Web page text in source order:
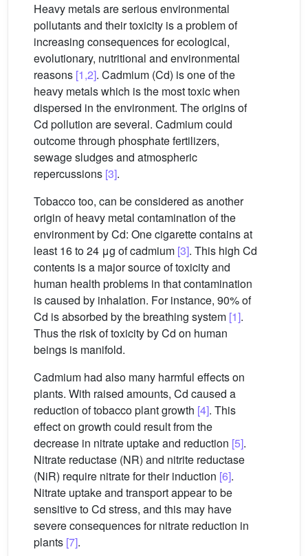
Heavy metals are serious environmental
pollutants and their toxicity is a problem of
increasing consequences for ecological,
evolutionary, nutritional and environmental
reasons [1,2]. Cadmium (Cd) is one of the
heavy metals which is the most toxic when
dispersed in the environment. The origins of
Cd pollution are several. Cadmium could
outcome through phosphate fertilizers,
sewage sludges and atmospheric
repercussions [3].
Tobacco too, can be considered as another
origin of heavy metal contamination of the
environment by Cd: One cigarette contains at
least 16 to 24 μg of cadmium [3]. This high Cd
contents is a major source of toxicity and
human health problems in that contamination
is caused by inhalation. For instance, 90% of
Cd is absorbed by the breathing system [1].
Thus the risk of toxicity by Cd on human
beings is manifold.
Cadmium had also many harmful effects on
plants. With raised amounts, Cd caused a
reduction of tobacco plant growth [4]. This
effect on growth could result from the
decrease in nitrate uptake and reduction [5].
Nitrate reductase (NR) and nitrite reductase
(NiR) require nitrate for their induction [6].
Nitrate uptake and transport appear to be
sensitive to Cd stress, and this may have
severe consequences for nitrate reduction in
plants [7].